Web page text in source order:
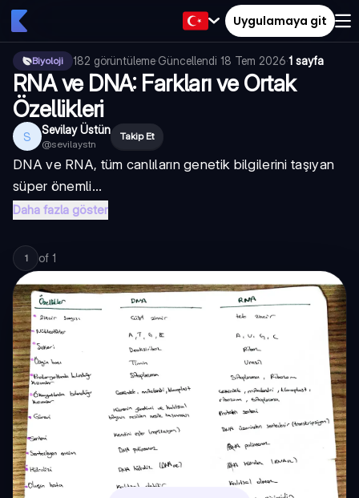
Uygulamaya git
Biyoloji 182 görüntüleme·Güncellendi 18 Tem 2026·1 sayfa
RNA ve DNA: Farkları ve Ortak
Özellikleri
S Sevilay Üstün
@sevilaystn
Takip Et
DNA ve RNA, tüm canlıların genetik bilgilerini taşıyan
süper önemli...
Daha fazla göster
1 of 1